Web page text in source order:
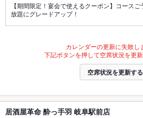
【期間限定！宴会で使えるクーポン】コース
放題にグレードアップ！
カレンダーの更新に失敗し
下記ボタンを押して空席状況を更新
空席状況を更新する
居酒屋革命 酔っ手羽 岐阜駅前店